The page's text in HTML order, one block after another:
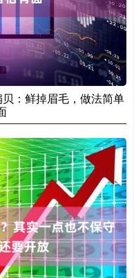
：鲜掉眉毛，做法简单